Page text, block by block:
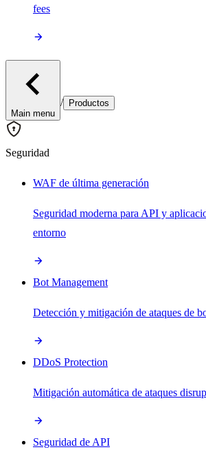
fees
Main menu
/ Productos
Seguridad
WAF de última generación
Seguridad moderna para API y
entorno
Bot Management
Detección y mitigación de ataques de
DDoS Protection
Mitigación automática de ataques
Seguridad de API